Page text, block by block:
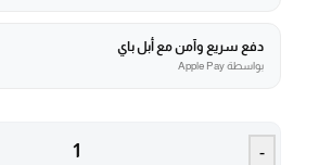
دفع سريع وآمن مع أبل باي
بواسطة Apple Pay
-